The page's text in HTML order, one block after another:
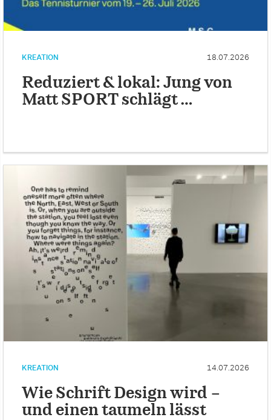
KREATION 18.07.2026
Reduziert & lokal: Jung von
Matt SPORT schlägt …
KREATION 14.07.2026
Wie Schrift Design wird –
und einen taumeln lässt